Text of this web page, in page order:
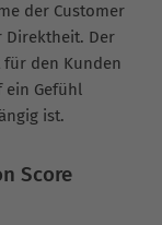
der Customer
Direktheit. Der
den Kunden
ein Gefühl
ist.
Score